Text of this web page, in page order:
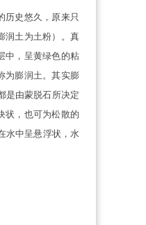
历史悠久，原来只
润土为土粉）。真
中，呈黄绿色的粘
为膨润土。其实膨
是由蒙脱石所决定
状，也可为松散的
水中呈悬浮状，水